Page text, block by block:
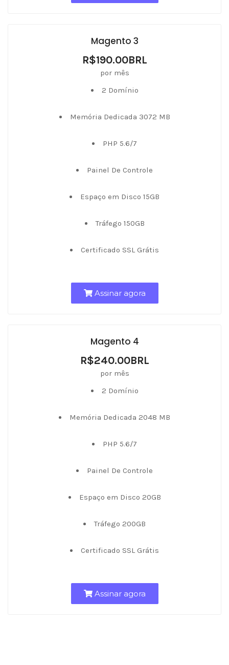
Magento 3
R$190.00BRL
por mês
2 Domínio
Memória Dedicada 3072 MB
PHP 5.6/7
Painel De Controle
Espaço em Disco 15GB
Tráfego 150GB
Certificado SSL Grátis
Assinar agora
Magento 4
R$240.00BRL
por mês
2 Domínio
Memória Dedicada 2048 MB
PHP 5.6/7
Painel De Controle
Espaço em Disco 20GB
Tráfego 200GB
Certificado SSL Grátis
Assinar agora